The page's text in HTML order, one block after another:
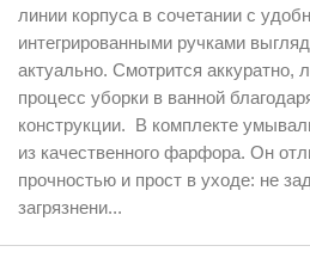
линии корпуса в сочетании с
интегрированными ручками
актуально. Смотрится аккуратно,
процесс уборки в ванной
конструкции. В комплекте
из качественного фарфора. Он
прочностью и прост в уходе: не
загрязнени...